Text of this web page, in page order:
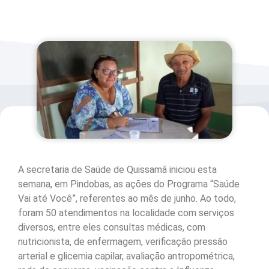
A secretaria de Saúde de Quissamã iniciou esta
semana, em Pindobas, as ações do Programa “Saúde
Vai até Você”, referentes ao mês de junho. Ao todo,
foram 50 atendimentos na localidade com serviços
diversos, entre eles consultas médicas, com
nutricionista, de enfermagem, verificação pressão
arterial e glicemia capilar, avaliação antropométrica,